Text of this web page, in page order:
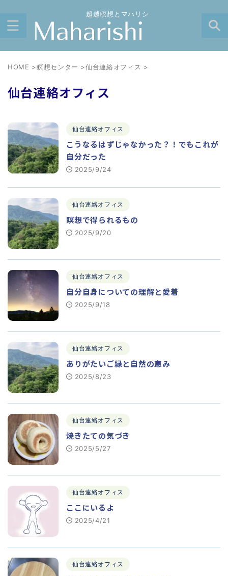
超越瞑想とマハリシ
HOME >瞑想センター >仙台連絡オフィス >
仙台連絡オフィス
仙台連絡オフィス
こうなるはずじゃなかった？！でもこれが
自分だった
2025/9/24
仙台連絡オフィス
瞑想で得られるもの
2025/9/20
仙台連絡オフィス
自分自身についての理解と愛着
2025/9/18
仙台連絡オフィス
ありがたいご縁と自然の恵み
2025/8/23
仙台連絡オフィス
焼きたての気づき
2025/5/27
仙台連絡オフィス
ここにいるよ
2025/4/21
仙台連絡オフィス